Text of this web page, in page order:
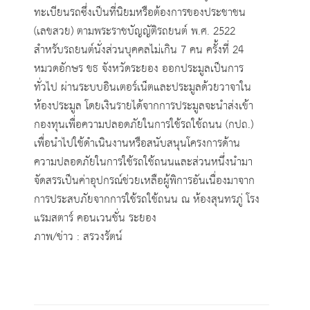
ทะเบียนรถซึ่งเป็นที่นิยมหรือต้องการของประชาชน
(เลขสวย) ตามพระราชบัญญัติรถยนต์ พ.ศ. 2522
สำหรับรถยนต์นั่งส่วนบุคคลไม่เกิน 7 คน ครั้งที่ 24
หมวดอักษร ขธ จังหวัดระยอง ออกประมูลเป็นการ
ทั่วไป ผ่านระบบอินเตอร์เน็ตและประมูลด้วยวาจาใน
ห้องประมูล โดยเงินรายได้จากการประมูลจะนำส่งเข้า
กองทุนเพื่อความปลอดภัยในการใช้รถใช้ถนน (กปถ.)
เพื่อนำไปใช้ดำเนินงานหรือสนับสนุนโครงการด้าน
ความปลอดภัยในการใช้รถใช้ถนนและส่วนหนึ่งนำมา
จัดสรรเป็นค่าอุปกรณ์ช่วยเหลือผู้พิการอันเนื่องมาจาก
การประสบภัยจากการใช้รถใช้ถนน ณ ห้องสุนทรภู่ โรง
แรมสตาร์ คอนเวนชั่น ระยอง
ภาพ/ข่าว : สรวงรัตน์